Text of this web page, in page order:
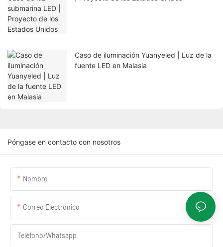
Caso de iluminación Yuanyeled | Luz de la
fuente LED en Malasia
Póngase en contacto con nosotros
Nombre
Correo Electrónico
Teléfono/whatsapp